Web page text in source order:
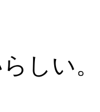
しい。